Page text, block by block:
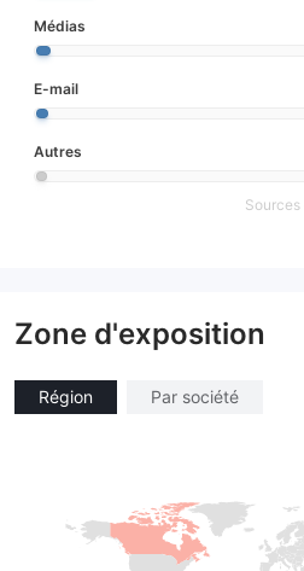
Médias
E-mail
Autres
Zone d'exposition
Région Par société